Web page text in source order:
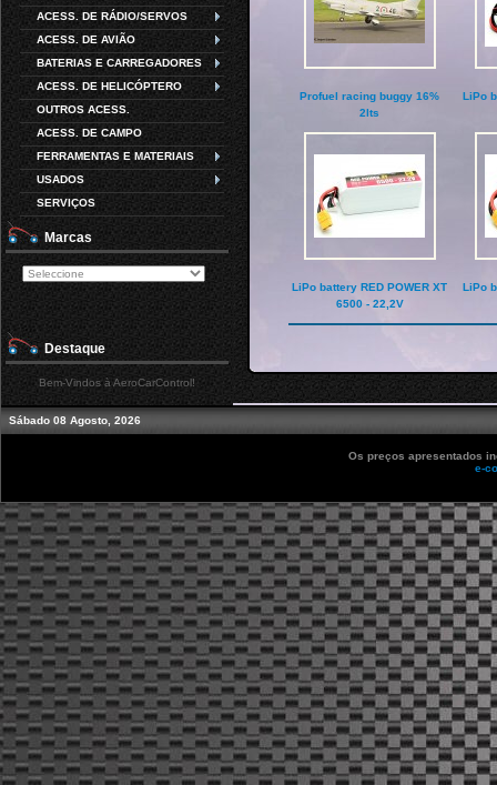
ACESS. DE RÁDIO/SERVOS
ACESS. DE AVIÃO
BATERIAS E CARREGADORES
ACESS. DE HELICÓPTERO
OUTROS ACESS.
ACESS. DE CAMPO
FERRAMENTAS E MATERIAIS
USADOS
SERVIÇOS
Marcas
Destaque
Bem-Vindos à AeroCarControl!
Profuel racing buggy 16%
2lts
LiPo
LiPo battery RED POWER XT
6500 - 22,2V
LiPo
Sábado 08 Agosto, 2026
Os preços apresentados
e-